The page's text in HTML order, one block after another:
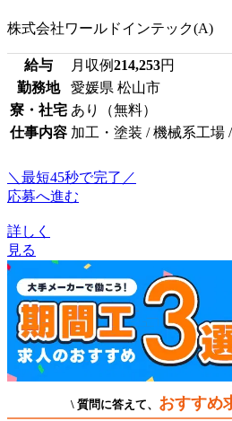
株式会社ワールドインテック(A)
給与 月収例214,253円
勤務地
愛媛県 松山市
寮・社宅 あり（無料）
仕事内容 加工・塗装 / 機械系工場
＼最短45秒で完了／
応募へ進む
詳しく
見る
\ 質問に答えて、 おすすめ